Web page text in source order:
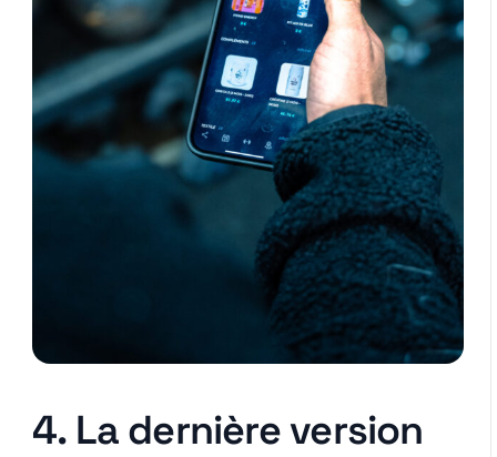
4. La dernière version